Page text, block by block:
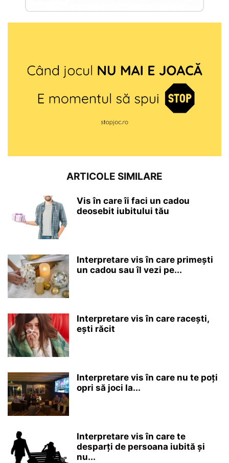
ARTICOLE SIMILARE
Vis în care îi faci un cadou
deosebit iubitului tău
Interpretare vis în care primești
un cadou sau îl vezi pe...
Interpretare vis în care racești,
ești răcit
Interpretare vis în care nu te poți
opri să joci la...
Interpretare vis în care te
desparți de persoana iubită și
nu...